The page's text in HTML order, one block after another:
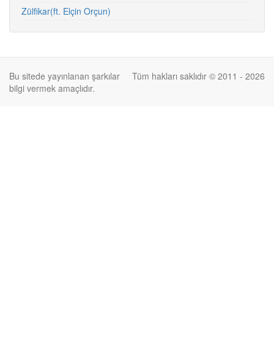
Zülfikar(ft. Elçin Orçun)
Tüm hakları saklıdır © 2011 - 2026
Bu sitede yayınlanan şarkılar
bilgi vermek amaçlıdır.